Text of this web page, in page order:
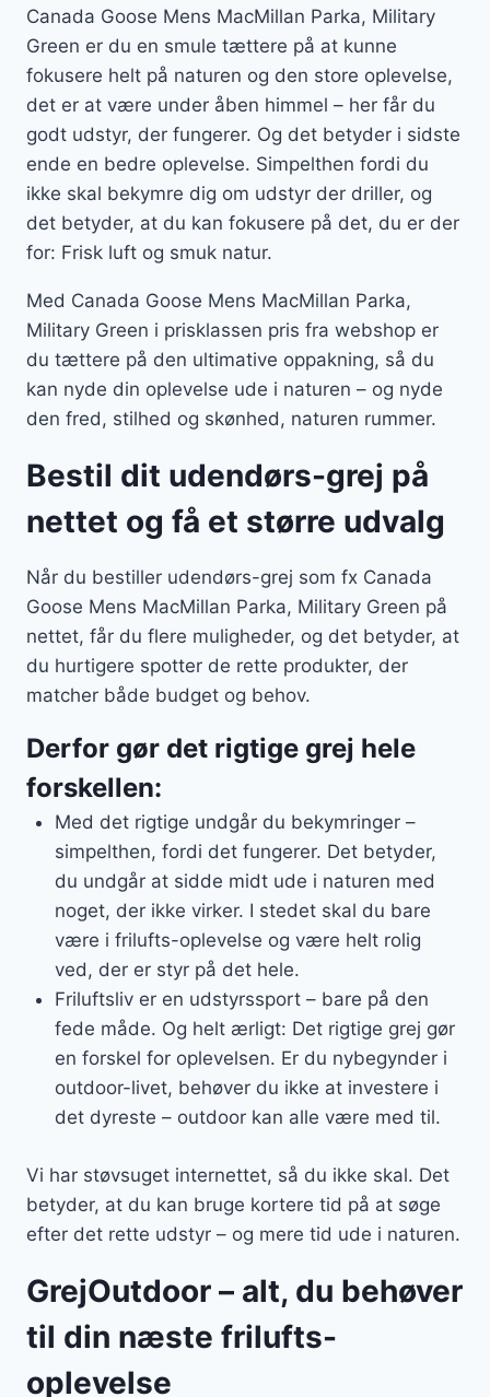
Canada Goose Mens MacMillan Parka, Military
Green er du en smule tættere på at kunne
fokusere helt på naturen og den store oplevelse,
det er at være under åben himmel – her får du
godt udstyr, der fungerer. Og det betyder i sidste
ende en bedre oplevelse. Simpelthen fordi du
ikke skal bekymre dig om udstyr der driller, og
det betyder, at du kan fokusere på det, du er der
for: Frisk luft og smuk natur.
Med Canada Goose Mens MacMillan Parka,
Military Green i prisklassen pris fra webshop er
du tættere på den ultimative oppakning, så du
kan nyde din oplevelse ude i naturen – og nyde
den fred, stilhed og skønhed, naturen rummer.
Bestil dit udendørs-grej på
nettet og få et større udvalg
Når du bestiller udendørs-grej som fx Canada
Goose Mens MacMillan Parka, Military Green på
nettet, får du flere muligheder, og det betyder, at
du hurtigere spotter de rette produkter, der
matcher både budget og behov.
Derfor gør det rigtige grej hele
forskellen:
Med det rigtige undgår du bekymringer –
simpelthen, fordi det fungerer. Det betyder,
du undgår at sidde midt ude i naturen med
noget, der ikke virker. I stedet skal du bare
være i frilufts-oplevelse og være helt rolig
ved, der er styr på det hele.
Friluftsliv er en udstyrssport – bare på den
fede måde. Og helt ærligt: Det rigtige grej gør
en forskel for oplevelsen. Er du nybegynder i
outdoor-livet, behøver du ikke at investere i
det dyreste – outdoor kan alle være med til.
Vi har støvsuget internettet, så du ikke skal. Det
betyder, at du kan bruge kortere tid på at søge
efter det rette udstyr – og mere tid ude i naturen.
GrejOutdoor – alt, du behøver
til din næste frilufts-
oplevelse